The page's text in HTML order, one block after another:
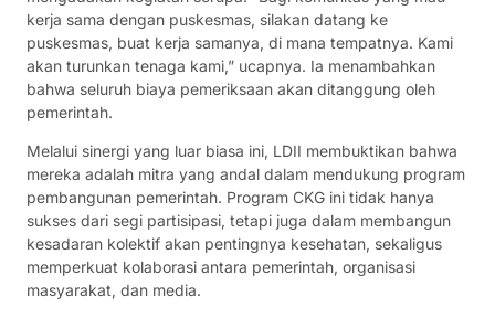
kerja sama dengan puskesmas, silakan datang ke
puskesmas, buat kerja samanya, di mana tempatnya. Kami
akan turunkan tenaga kami,” ucapnya. Ia menambahkan
bahwa seluruh biaya pemeriksaan akan ditanggung oleh
pemerintah.
Melalui sinergi yang luar biasa ini, LDII membuktikan bahwa
mereka adalah mitra yang andal dalam mendukung program
pembangunan pemerintah. Program CKG ini tidak hanya
sukses dari segi partisipasi, tetapi juga dalam membangun
kesadaran kolektif akan pentingnya kesehatan, sekaligus
memperkuat kolaborasi antara pemerintah, organisasi
masyarakat, dan media.